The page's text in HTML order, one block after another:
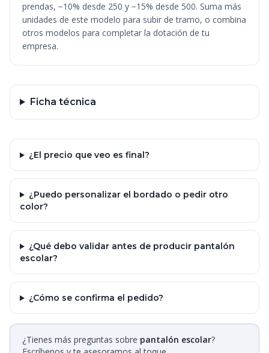
prendas, −10% desde 250 y −15% desde 500. Suma más
unidades de este modelo para subir de tramo, o combina
otros modelos para completar la dotación de tu
empresa.
Ficha técnica
¿El precio que veo es final?
¿Puedo personalizar el bordado o pedir otro
color?
¿Qué debo validar antes de producir pantalón
escolar?
¿Cómo se confirma el pedido?
¿Tienes más preguntas sobre pantalón escolar?